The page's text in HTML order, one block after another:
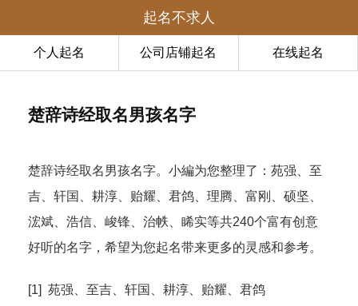
起名不求人
个人起名 公司店铺起名 在线起名
楚辞诗经取名男孩名字
楚辞诗经取名男孩名字。小編为您整理了：苑强、至
吉、轩国、耕淳、贻耀、君鸽、理腾、富刚、硕坚、
浤斌、浩信、峻锋、治帙、睎实等共240个富有创意
好听的名字，希望为您起名带来更多的灵感和参考。
[1] 苑强、至吉、轩国、耕淳、贻耀、君鸽